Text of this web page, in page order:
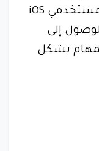
تحسين تجربة المستخدم لدى مستخدمي iOS
إلى
بشكل